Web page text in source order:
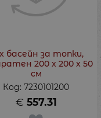
басейн за топки,
200 х 200 х 50
см
Код: 7230101200
557.31
€